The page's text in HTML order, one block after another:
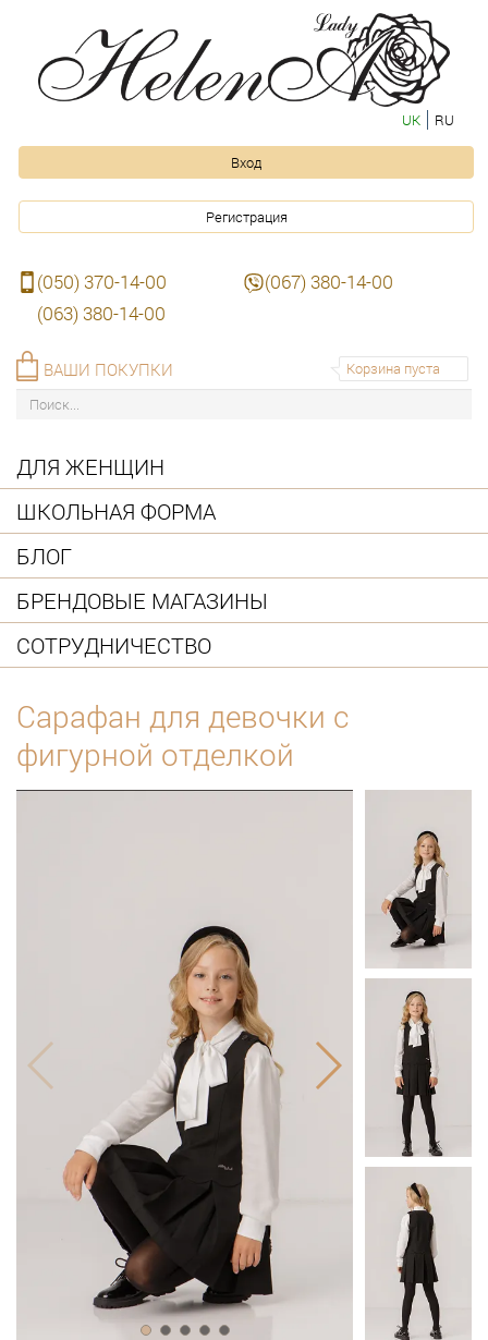
UK RU
Вход
Регистрация
(050) 370-14-00
(067) 380-14-00
(063) 380-14-00
Корзина пуста
ВАШИ ПОКУПКИ
ДЛЯ ЖЕНЩИН
ШКОЛЬНАЯ ФОРМА
БЛОГ
БРЕНДОВЫЕ МАГАЗИНЫ
СОТРУДНИЧЕСТВО
Сарафан для девочки с
фигурной отделкой